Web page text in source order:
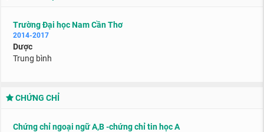
Trường Đại học Nam Cần Thơ
2014-2017
Dược
Trung bình
CHỨNG CHỈ
Chứng chỉ ngoại ngữ A,B -chứng chỉ tin học A